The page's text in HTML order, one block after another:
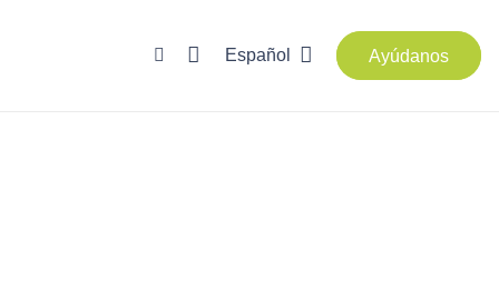
Español Ayúdanos